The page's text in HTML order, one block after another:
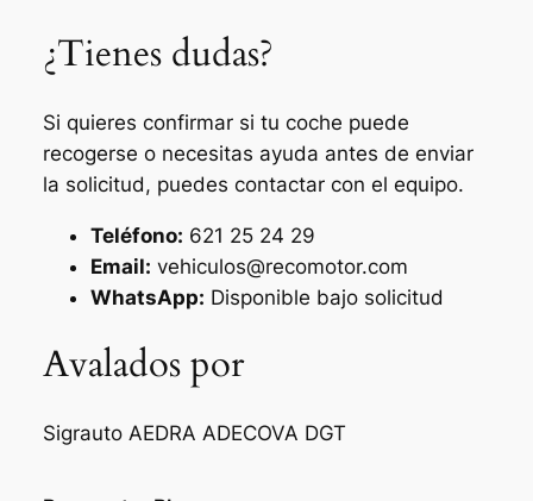
¿Tienes dudas?
Si quieres confirmar si tu coche puede
recogerse o necesitas ayuda antes de enviar
la solicitud, puedes contactar con el equipo.
Teléfono: 621 25 24 29
Email: vehiculos@recomotor.com
WhatsApp: Disponible bajo solicitud
Avalados por
Sigrauto AEDRA ADECOVA DGT